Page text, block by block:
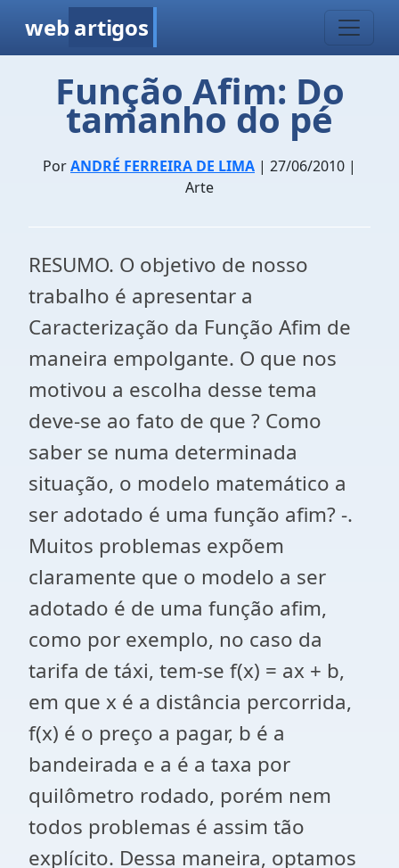
web artigos
Função Afim: Do
tamanho do pé
PorANDRÉ FERREIRA DE LIMA | 27/06/2010 |
Arte
RESUMO. O objetivo de nosso
trabalho é apresentar a
Caracterização da Função Afim de
maneira empolgante. O que nos
motivou a escolha desse tema
deve-se ao fato de que ? Como
saber se numa determinada
situação, o modelo matemático a
ser adotado é uma função afim? -.
Muitos problemas expõem
claramente que o modelo a ser
adotado é de uma função afim,
como por exemplo, no caso da
tarifa de táxi, tem-se f(x) = ax + b,
em que x é a distância percorrida,
f(x) é o preço a pagar, b é a
bandeirada e a é a taxa por
quilômetro rodado, porém nem
todos problemas é assim tão
explícito. Dessa maneira, optamos